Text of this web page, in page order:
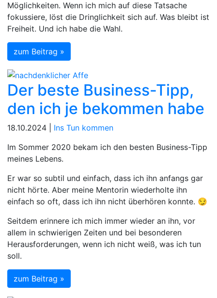
Möglichkeiten. Wenn ich mich auf diese Tatsache
fokussiere, löst die Dringlichkeit sich auf. Was bleibt ist
Freiheit. Und ich habe die Wahl.
zum Beitrag »
Der beste Business-Tipp,
den ich je bekommen habe
18.10.2024 | Ins Tun kommen
Im Sommer 2020 bekam ich den besten Business-Tipp
meines Lebens.
Er war so subtil und einfach, dass ich ihn anfangs gar
nicht hörte. Aber meine Mentorin wiederholte ihn
einfach so oft, dass ich ihn nicht überhören konnte. 😏
Seitdem erinnere ich mich immer wieder an ihn, vor
allem in schwierigen Zeiten und bei besonderen
Herausforderungen, wenn ich nicht weiß, was ich tun
soll.
zum Beitrag »